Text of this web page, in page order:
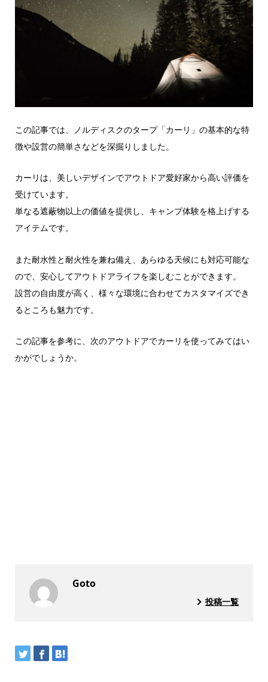
この記事では、ノルディスクのタープ「カーリ」の基本的な特
徴や設営の簡単さなどを深掘りしました。
カーリは、美しいデザインでアウトドア愛好家から高い評価を
受けています。
単なる遮蔽物以上の価値を提供し、キャンプ体験を格上げする
アイテムです。
また耐水性と耐火性を兼ね備え、あらゆる天候にも対応可能な
ので、安心してアウトドアライフを楽しむことができます。
設営の自由度が高く、様々な環境に合わせてカスタマイズでき
るところも魅力です。
この記事を参考に、次のアウトドアでカーリを使ってみてはい
かがでしょうか。
Goto
投稿一覧